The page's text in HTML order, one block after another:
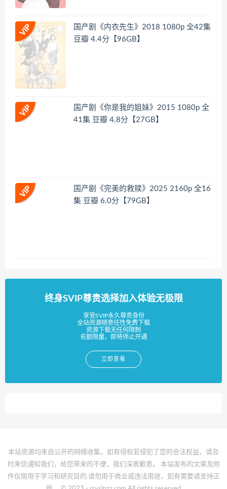
国产剧《内衣先生》2018 1080p 全42集
豆瓣 4.4分【96GB】
国产剧《你是我的姐妹》2015 1080p 全
41集 豆瓣 4.8分【27GB】
国产剧《完美的救赎》2025 2160p 全16
集 豆瓣 6.0分【79GB】
终身SVIP尊贵选择加入体验无极限
享受SVIP永久尊贵身份
全站资源随意任性免费下载
资源下载无任何限制
名额限量，即将停止开通
立即查看
本站资源均来自公开的网络收集，如有侵权若侵犯了您的合法权益，请及
时来信通知我们，给您带来的不便，我们深表歉意。 本站发布的文章及附
件仅限用于学习和研究目的.请勿用于商业或违法用途，如有需要请支持正